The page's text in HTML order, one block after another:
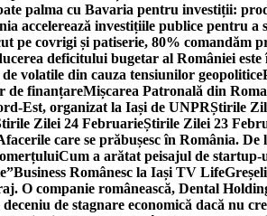
palma cu Bavaria pentru investiții:
accelerează investițiile publice pentru a
pe covrigi și patiserie, 80% comandăm
deficitului bugetar al României
volatile din cauza tensiunilor geopolitice
de finanțareMișcarea Patronală din
Est, organizat la Iași de UNPRȘtirile
Zilei 24 FebruarieȘtirile Zilei 23
care se prăbușesc în România.
Cum a arătat peisajul de
Business Românesc la Iași TV Life
O companie românească, Dental
de stagnare economică dacă nu